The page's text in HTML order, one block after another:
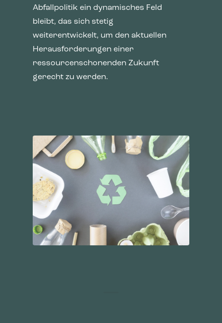
Abfallpolitik ein dynamisches Feld
bleibt, das sich stetig
weiterentwickelt, um den aktuellen
Herausforderungen einer
ressourcenschonenden Zukunft
gerecht zu werden.